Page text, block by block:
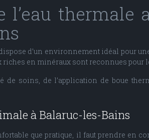
l’eau thermale
d’un environnement idéal pour
riches en minéraux sont reconnues pour
soins, de l’application de boue
à Balaruc-les-Bains
que pratique, il faut prendre en